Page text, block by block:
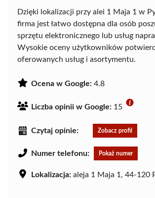
Dzięki lokalizacji przy alei 1 Maja 1 w
firma jest łatwo dostępna dla osób
sprzętu elektronicznego lub usług
Wysokie oceny użytkowników
oferowanych usług i asortymentu.
Ocena w Google: 4.8
Liczba opinii w Google: 15
Czytaj opinie: Zobacz profil
Numer telefonu: Pokaż numer
Lokalizacja: aleja 1 Maja 1, 44-120